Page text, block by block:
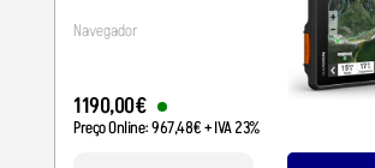
Navegador
1190,00€
Preço Online:967,48€+ IVA 23%